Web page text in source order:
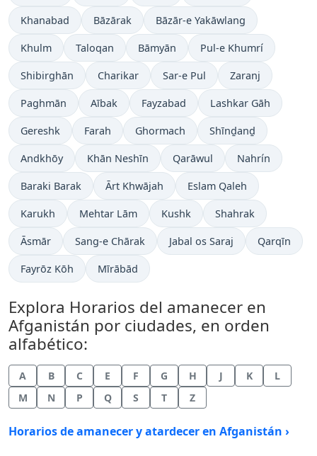
Khanabad Bāzārak Bāzār-e Yakāwlang
Khulm Taloqan Bāmyān Pul-e Khumrí
Shibirghān Charikar Sar-e Pul Zaranj
Paghmān Aībak Fayzabad Lashkar Gāh
Gereshk Farah Ghormach Shīnḏanḏ
Andkhōy Khān Neshīn Qarāwul Nahrín
Baraki Barak Ārt Khwājah Eslam Qaleh
Karukh Mehtar Lām Kushk Shahrak
Āsmār Sang-e Chārak Jabal os Saraj Qarqīn
Fayrōz Kōh Mīrābād
Explora Horarios del amanecer en
Afganistán por ciudades, en orden
alfabético:
A B C E F G H J K
L
M
N P Q S T Z
Horarios de amanecer y atardecer en Afganistán ›